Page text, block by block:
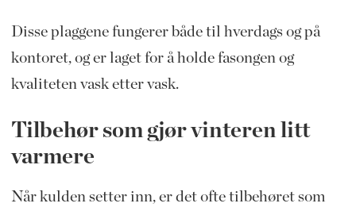
Disse plaggene fungerer både til hverdags og på
kontoret, og er laget for å holde fasongen og
kvaliteten vask etter vask.
Tilbehør som gjør vinteren litt
varmere
Når kulden setter inn, er det ofte tilbehøret som